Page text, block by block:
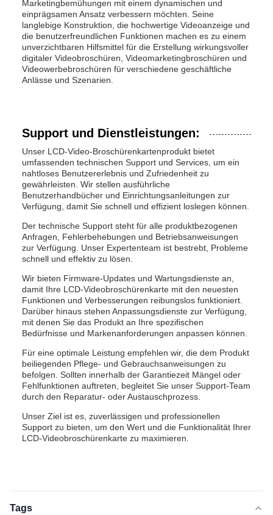
Marketingbemühungen mit einem dynamischen und
einprägsamen Ansatz verbessern möchten. Seine
langlebige Konstruktion, die hochwertige Videoanzeige und
die benutzerfreundlichen Funktionen machen es zu einem
unverzichtbaren Hilfsmittel für die Erstellung wirkungsvoller
digitaler Videobroschüren, Videomarketingbroschüren und
Videowerbebroschüren für verschiedene geschäftliche
Anlässe und Szenarien.
Support und Dienstleistungen:
Unser LCD-Video-Broschürenkartenprodukt bietet
umfassenden technischen Support und Services, um ein
nahtloses Benutzererlebnis und Zufriedenheit zu
gewährleisten. Wir stellen ausführliche
Benutzerhandbücher und Einrichtungsanleitungen zur
Verfügung, damit Sie schnell und effizient loslegen können.
Der technische Support steht für alle produktbezogenen
Anfragen, Fehlerbehebungen und Betriebsanweisungen
zur Verfügung. Unser Expertenteam ist bestrebt, Probleme
schnell und effektiv zu lösen.
Wir bieten Firmware-Updates und Wartungsdienste an,
damit Ihre LCD-Videobroschürenkarte mit den neuesten
Funktionen und Verbesserungen reibungslos funktioniert.
Darüber hinaus stehen Anpassungsdienste zur Verfügung,
mit denen Sie das Produkt an Ihre spezifischen
Bedürfnisse und Markenanforderungen anpassen können.
Für eine optimale Leistung empfehlen wir, die dem Produkt
beiliegenden Pflege- und Gebrauchsanweisungen zu
befolgen. Sollten innerhalb der Garantiezeit Mängel oder
Fehlfunktionen auftreten, begleitet Sie unser Support-Team
durch den Reparatur- oder Austauschprozess.
Unser Ziel ist es, zuverlässigen und professionellen
Support zu bieten, um den Wert und die Funktionalität Ihrer
LCD-Videobroschürenkarte zu maximieren.
Tags